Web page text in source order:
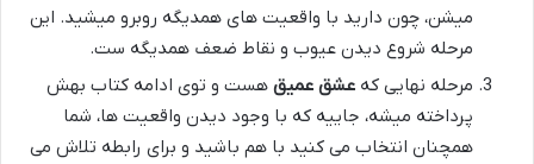
میشن، چون دارید با واقعیت های همدیگه روبرو میشید. این
مرحله شروع دیدن عیوب و نقاط ضعف همدیگه ست.
مرحله نهایی که عشق عمیق هست و توی ادامه کتاب بهش
پرداخته میشه، جاییه که با وجود دیدن واقعیت ها، شما
همچنان انتخاب می کنید با هم باشید و برای رابطه تلاش می